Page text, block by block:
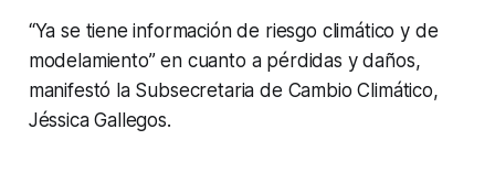
“Ya se tiene información de riesgo climático y de
modelamiento” en cuanto a pérdidas y daños,
manifestó la Subsecretaria de Cambio Climático,
Jéssica Gallegos.